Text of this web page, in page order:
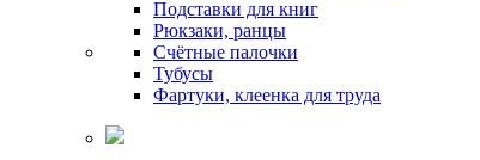
Подставки для книг
Рюкзаки, ранцы
Счётные палочки
Тубусы
Фартуки, клеенка для труда